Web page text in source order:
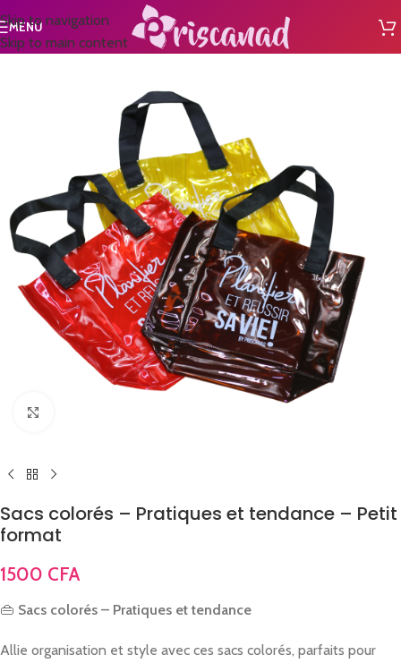
Skip to navigation
Skip to main content
MENU
Sacs colorés – Pratiques et tendance – Petit
format
1500 CFA
👜 Sacs colorés – Pratiques et tendance
Allie organisation et style avec ces sacs colorés, parfaits pour